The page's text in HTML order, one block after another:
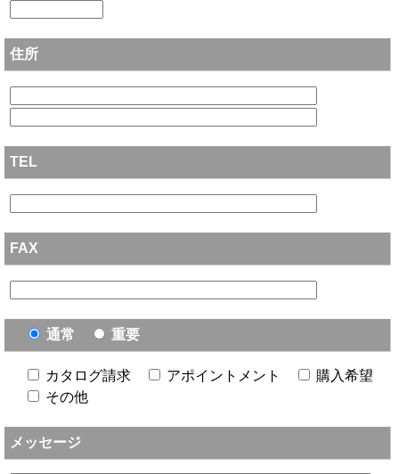
住所
TEL
FAX
通常 重要
カタログ請求 アポイントメント
購入希望
その他
メッセージ